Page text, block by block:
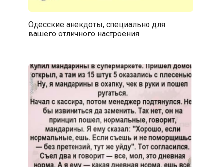
Одесские анекдоты, специально для
вашего отличного настроения